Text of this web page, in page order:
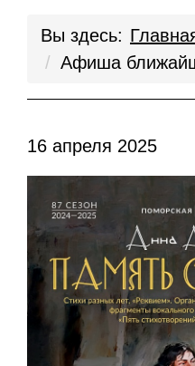
Вы здесь:
Афиша
16 апреля 2025